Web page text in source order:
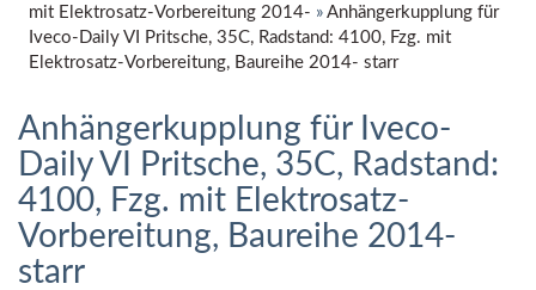
mit Elektrosatz-Vorbereitung 2014- » Anhängerkupplung für
Iveco-Daily VI Pritsche, 35C, Radstand: 4100, Fzg. mit
Elektrosatz-Vorbereitung, Baureihe 2014- starr
Anhängerkupplung für Iveco-
Daily VI Pritsche, 35C, Radstand:
4100, Fzg. mit Elektrosatz-
Vorbereitung, Baureihe 2014-
starr